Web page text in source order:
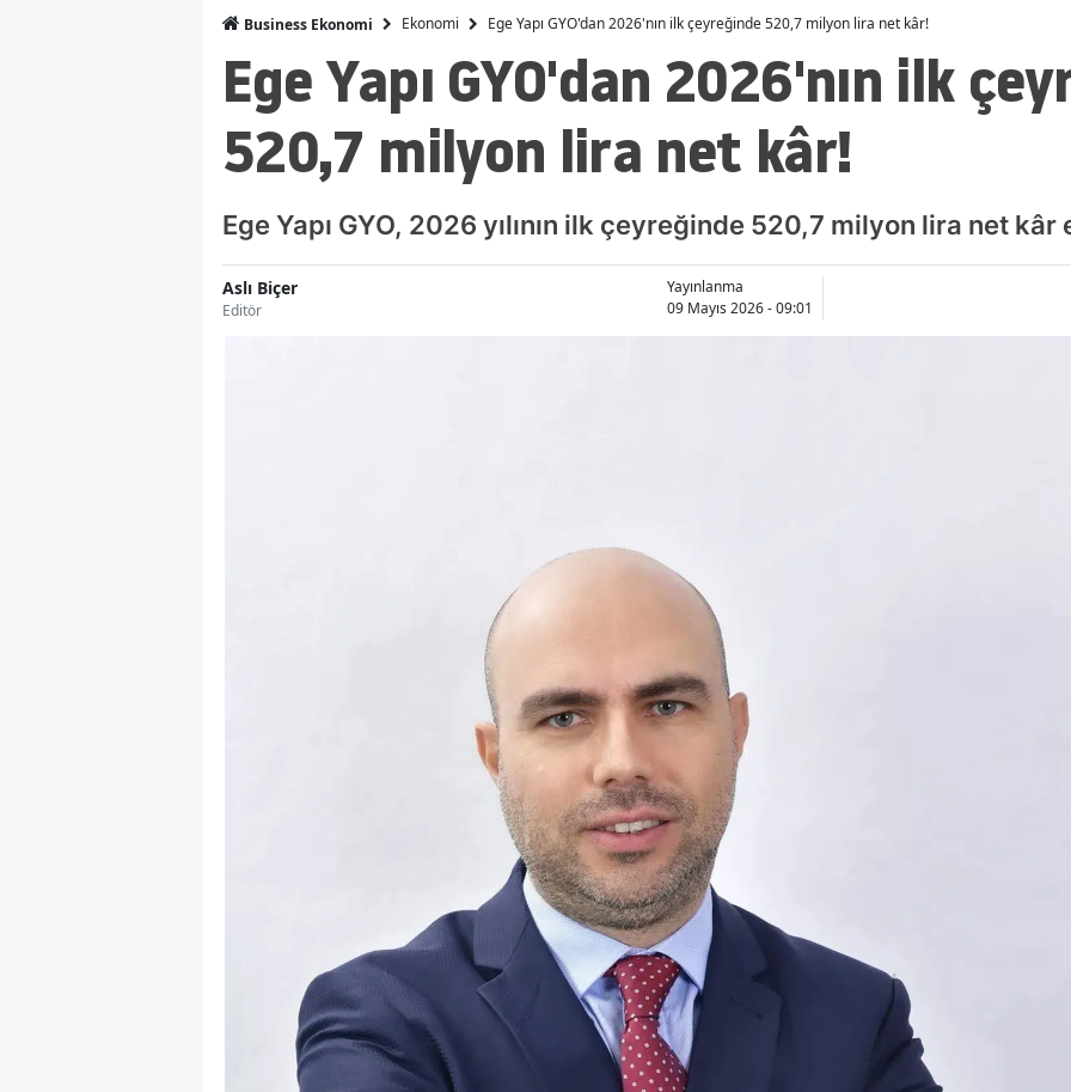
Business Ekonomi Ekonomi Ege Yapı GYO'dan 2026'nın ilk çeyreğinde 520,7 milyon lira net kâr!
Ege Yapı GYO'dan 2026'nın ilk
520,7 milyon lira net kâr!
Ege Yapı GYO, 2026 yılının ilk çeyreğinde 520,7 milyon lira net kâr
Aslı Biçer
Editör
Yayınlanma
09 Mayıs 2026 - 09:01